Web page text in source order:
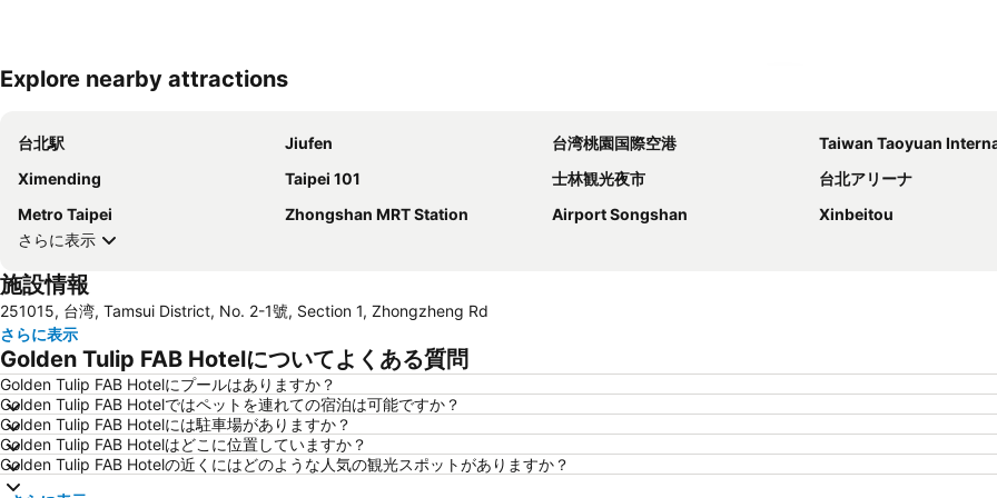
Explore nearby attractions
台北駅 Jiufen 台湾桃園国際空港
Taiwan Taoyuan
Ximending
Taipei 101 士林観光夜市
台北アリーナ
Metro Taipei
Zhongshan MRT Station Airport Songshan
Xinbeitou
さらに表示
施設情報
251015, 台湾, Tamsui District, No. 2-1號, Section 1, Zhongzheng Rd
さらに表示
Golden Tulip FAB Hotelについてよくある質問
Golden Tulip FAB Hotelにプールはありますか？
Golden Tulip FAB Hotelではペットを連れての宿泊は可能ですか？
Golden Tulip FAB Hotelには駐車場がありますか？
Golden Tulip FAB Hotelはどこに位置していますか？
Golden Tulip FAB Hotelの近くにはどのような人気の観光スポットがありますか？